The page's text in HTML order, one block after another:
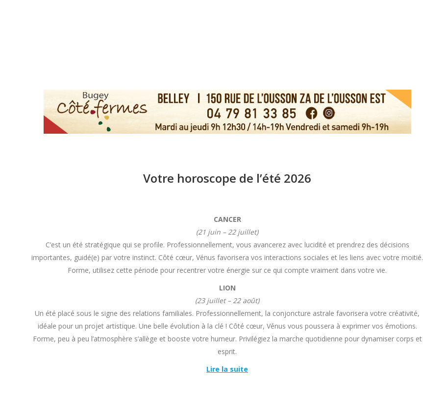
Votre horoscope de l’été 2026
CANCER
(21 juin – 22 juillet)
C’est un été stratégique qui se profile. Professionnellement, vous avancerez avec lucidité et prendrez des décisions
importantes, guidé(e) par votre instinct. Côté cœur, Vénus favorisera vos interactions sociales et les liens avec votre moitié.
Forme, utilisez cette période pour recentrer votre énergie sur ce qui compte vraiment dans votre vie.
LION
(23 juillet – 22 août)
Un été placé sous le signe des relations familiales. Professionnellement, la conjoncture astrale favorisera votre créativité,
idéale pour un projet artistique. Une belle évolution à la clé ! Côté cœur, Vénus vous poussera à exprimer vos émotions.
Forme, peu à peu l’atmosphère s’allège et booste votre humeur. Privilégiez la marche quotidienne pour dynamiser corps et
esprit.
Lire la suite